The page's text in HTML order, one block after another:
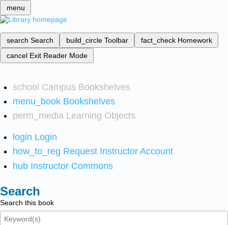
menu
search Search build_circle Toolbar fact_check Homework
cancel Exit Reader Mode
school Campus Bookshelves
menu_book Bookshelves
perm_media Learning Objects
login Login
how_to_reg Request Instructor Account
hub Instructor Commons
Search
Search this book